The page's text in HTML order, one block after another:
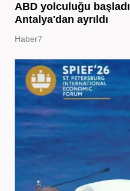
ABD yolculuğu
Antalya'dan ayrıldı
Haber7